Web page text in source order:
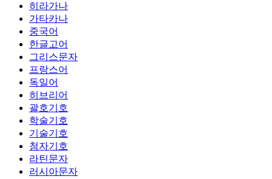
히라가나
가타카나
중국어
한글고어
그리스문자
프랑스어
독일어
히브리어
괄호기호
학술기호
기술기호
첨자기호
라틴문자
러시아문자